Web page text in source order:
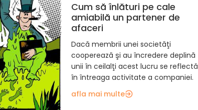
Cum să înlături pe cale
amiabilă un partener de
afaceri
Dacă membrii unei societăţi
cooperează şi au încredere deplină
unii în ceilalţi acest lucru se reflectă
în întreaga activitate a companiei.
afla mai multe